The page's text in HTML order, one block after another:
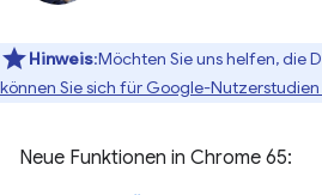
Hinweis:Möchten Sie uns helfen, die
können Sie sich für Google-
Neue Funktionen in Chrome 65: